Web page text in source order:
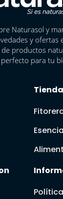
Naturasol y
y ofertas
productos
para tu
Tienda